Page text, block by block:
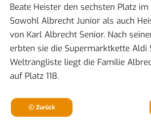
Beate Heister den sechsten Platz im
Sowohl Albrecht Junior als auch
von Karl Albrecht Senior. Nach
erbten sie die Supermarktkette Aldi
Weltrangliste liegt die Familie
auf Platz 118.
Zurück